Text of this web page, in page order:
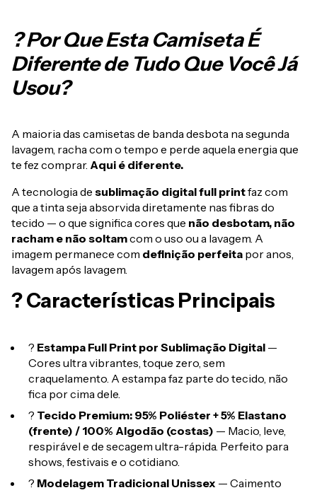
? Por Que Esta Camiseta É
Diferente de Tudo Que Você Já
Usou?
A maioria das camisetas de banda desbota na segunda
lavagem, racha com o tempo e perde aquela energia que
te fez comprar. Aqui é diferente.
A tecnologia de sublimação digital full printfaz com
que a tinta seja absorvida diretamente nas fibras do
tecido — o que significa cores que não desbotam, não
racham e não soltamcom o uso ou a lavagem. A
imagem permanece com definição perfeita por anos,
lavagem após lavagem.
? Características Principais
? Estampa Full Print por Sublimação Digital —
Cores ultra vibrantes, toque zero, sem
craquelamento. A estampa faz parte do tecido, não
fica por cima dele.
? Tecido Premium: 95% Poliéster + 5% Elastano
(frente) / 100% Algodão (costas) — Macio, leve,
respirável e de secagem ultra-rápida. Perfeito para
shows, festivais e o cotidiano.
? Modelagem Tradicional Unissex — Caimento